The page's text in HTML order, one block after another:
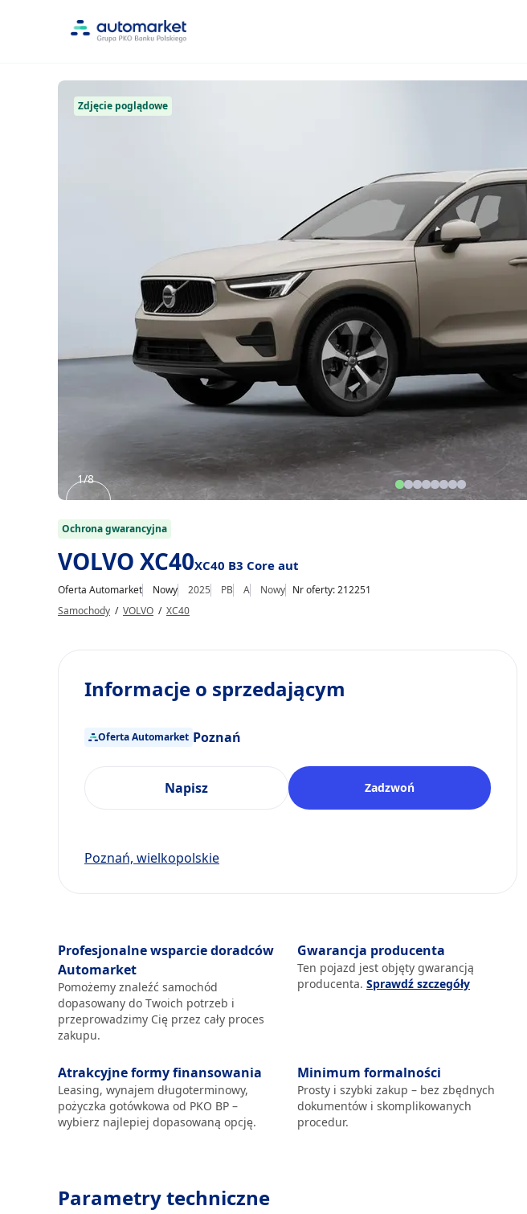
1
8
1/8
Zdjęcie poglądowe
Ochrona gwarancyjna
VOLVO XC40XC40 B3 Core aut
Oferta Automarket Nowy 2025 PB A Nowy Nr oferty: 212251
Samochody / VOLVO / XC40
Profesjonalne wsparcie doradców
Automarket
Pomożemy znaleźć samochód
dopasowany do Twoich potrzeb i
przeprowadzimy Cię przez cały proces
zakupu.
Gwarancja producenta
Ten pojazd jest objęty gwarancją
producenta. Sprawdź szczegóły
Atrakcyjne formy finansowania
Leasing, wynajem długoterminowy,
pożyczka gotówkowa od PKO BP –
wybierz najlepiej dopasowaną opcję.
Minimum formalności
Prosty i szybki zakup – bez zbędnych
dokumentów i skomplikowanych
procedur.
Parametry techniczne
Informacje o sprzedającym
Oferta Automarket Poznań
Napisz Zadzwoń
Poznań, wielkopolskie